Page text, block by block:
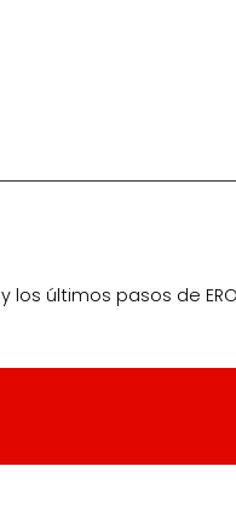
los últimos pasos de